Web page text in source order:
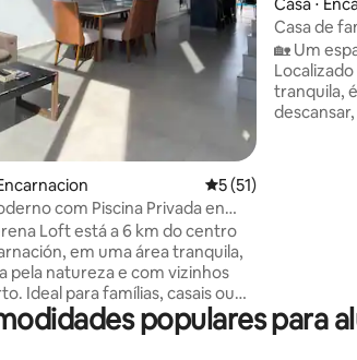
média de 5, 11 avaliações
5 de uma avaliação
5 (51)
com Piscina Privada en
Loft está a 6 km do centro
em uma área tranquila,
pela natureza e com vizinhos
Ideal para famílias, casais ou
que buscam descanso ou
remoto. Cozinha equipada, Wi-
Casa de
🏡 Um
tranquila,
populares para